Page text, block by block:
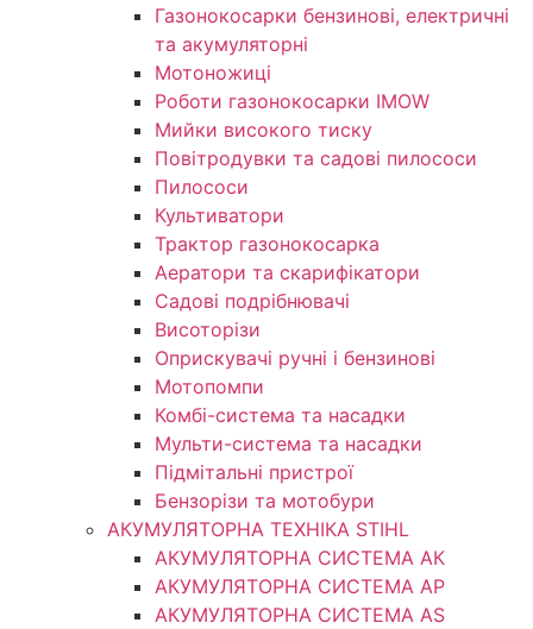
Газонокосарки бензинові, електричні
та акумуляторні
Мотоножиці
Роботи газонокосарки IMOW
Мийки високого тиску
Повітродувки та садові пилососи
Пилососи
Культиватори
Трактор газонокосарка
Аератори та скарифікатори
Садові подрібнювачі
Висоторізи
Оприскувачі ручні і бензинові
Мотопомпи
Комбі-система та насадки
Мульти-система та насадки
Підмітальні пристрої
Бензорізи та мотобури
АКУМУЛЯТОРНА ТЕХНІКА STIHL
АКУМУЛЯТОРНА СИСТЕМА АК
АКУМУЛЯТОРНА СИСТЕМА АР
АКУМУЛЯТОРНА СИСТЕМА AS